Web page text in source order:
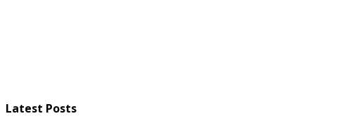
Latest Posts